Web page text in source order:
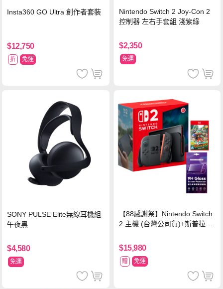
Insta360 GO Ultra 創作者套裝
$12,750
折 免運
Nintendo Switch 2 Joy-Con 2
控制器 左右手套組 淺紫綠
$2,350
免運
SONY PULSE Elite無線耳機組
午夜黑
$4,580
免運
【88感謝祭】Nintendo Switch
2 主機 (台灣公司貨)+斯普拉遁
$15,980
贈 免運